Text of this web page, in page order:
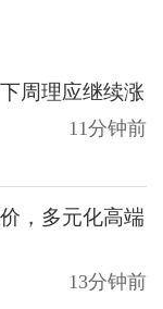
周理应继续涨
11分钟前
，多元化高端
13分钟前